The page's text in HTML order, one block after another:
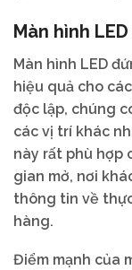
Màn hình
Màn hình LED
hiệu quả cho
độc lập, chúng
các vị trí khác
này rất phù hợp
gian mở, nơi
thông tin về
hàng.
Điểm mạnh của